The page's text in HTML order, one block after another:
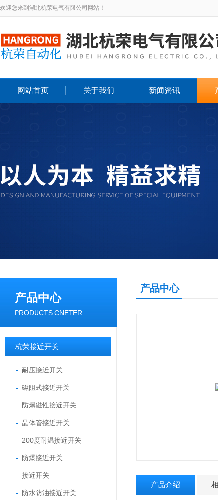
欢迎您来到湖北杭荣电气有限公司网站！
网站首页 关于我们 新闻资讯
产品中心
PRODUCTS CNETER
杭荣接近开关
耐压接近开关
磁阻式接近开关
防爆磁性接近开关
晶体管接近开关
200度耐温接近开关
防爆接近开关
接近开关
防水防油接近开关
产品中心
产品介绍